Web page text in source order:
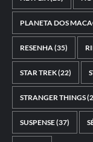
PLANETA DOS
RESENHA(35)
STAR TREK(22)
STRANGER THINGS
SUSPENSE(37)